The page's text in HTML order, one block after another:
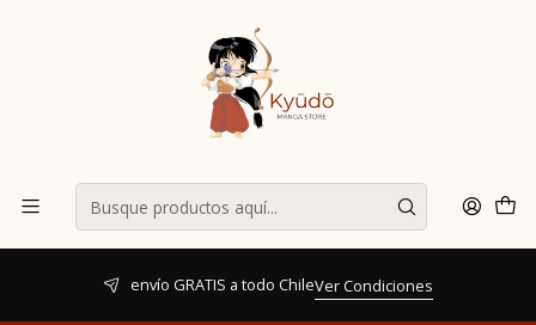
envío GRATIS a todo ChileVer Condiciones